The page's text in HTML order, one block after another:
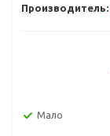
Производитель:
Мало